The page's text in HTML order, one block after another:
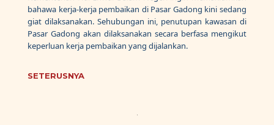
bahawa kerja-kerja pembaikan di Pasar Gadong kini sedang
giat dilaksanakan. Sehubungan ini, penutupan kawasan di
Pasar Gadong akan dilaksanakan secara berfasa mengikut
keperluan kerja pembaikan yang dijalankan.
SETERUSNYA